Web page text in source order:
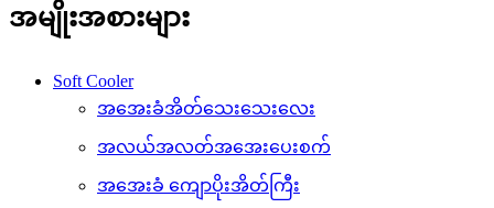
အမျိုးအစားများ
Soft Cooler
အအေးခံအိတ်သေးသေးလေး
အလယ်အလတ်အအေးပေးစက်
အအေးခံ ကျောပိုးအိတ်ကြီး